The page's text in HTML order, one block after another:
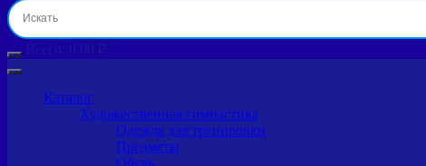
Всего: 0,00 ₽
Каталог
Художественная гимнастика
Одежда для тренировки
Предметы
Обувь